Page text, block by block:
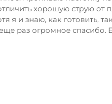
хорошую струю от
я и знаю, как готовить,
раз огромное